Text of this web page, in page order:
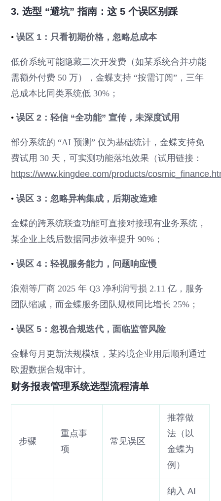
3. 选型 “避坑” 指南：这 5 个误区别踩
•误区 1：只看初期价格，忽略总成本
低价系统可能隐藏二次开发费（如某系统合并功能
需额外付费 50 万），金蝶支持 “按需订阅”，三年
总成本比同类系统低 30%；
•误区 2：轻信 “全功能” 宣传，未深度试用
部分系统的 “AI 预测” 仅为基础统计，金蝶支持免
费试用 30 天，可实测功能落地效果（试用链接：
https://www.kingdee.com/products/
•误区 3：忽略异构集成，后期改造难
金蝶的跨系统联查功能可直接对接现有业务系统，
某企业上线后数据同步效率提升 90%；
•误区 4：轻视服务能力，问题响应慢
浪潮等厂商 2025 年 Q3 净利润亏损 2.11 亿，服务
团队缩减，而金蝶服务团队规模同比增长 25%；
•误区 5：忽视合规迭代，面临监管风险
金蝶每月更新法规模板，某跨境企业用后顺利通过
欧盟数据合规审计。
财务报表管理系统选型流程清单
步骤
重点事
项
常见误区
推荐做
法（以
金蝶为
例）
纳入 AI